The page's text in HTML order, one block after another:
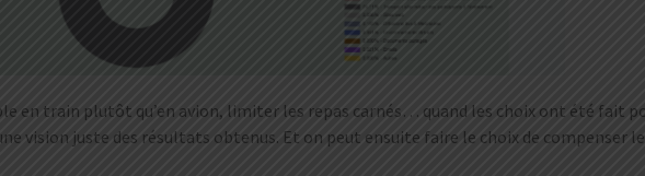
en train plutôt qu’en avion, limiter les repas carnés… quand les choix ont été fait
vision juste des résultats obtenus. Et on peut ensuite faire le choix de compenser